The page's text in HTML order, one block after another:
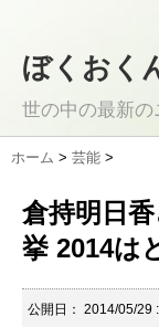
ぼくおく
世の中の最新の
ホーム > 芸能 >
倉持明日
挙 2014は
公開日： 2014/05/29 :